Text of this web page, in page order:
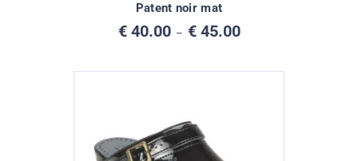
Patent noir mat
€40.00 – €45.00Plage
€ 40.00